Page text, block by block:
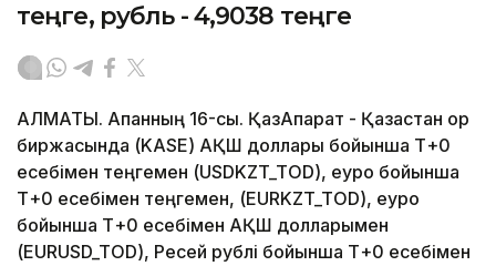
теңге, рубль - 4,9038 теңге
АЛМАТЫ. Ақпанның 16-сы. ҚазАқпарат - Қазақстан қор
биржасында (KASE) АҚШ доллары бойынша Т+0
есебімен теңгемен (USDKZT_TOD), еуро бойынша
Т+0 есебімен теңгемен, (EURKZT_TOD), еуро
бойынша Т+0 есебімен АҚШ долларымен
(EURUSD_TOD), Ресей рублі бойынша Т+0 есебімен